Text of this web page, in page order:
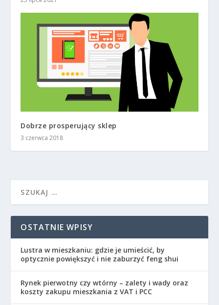
Dobrze prosperujący sklep
3 czerwca 2018
OSTATNIE WPISY
Lustra w mieszkaniu: gdzie je umieścić, by
optycznie powiększyć i nie zaburzyć feng shui
Rynek pierwotny czy wtórny – zalety i wady oraz
koszty zakupu mieszkania z VAT i PCC